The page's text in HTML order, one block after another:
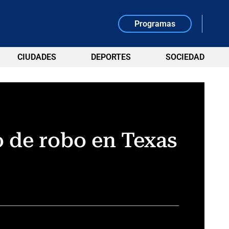
Programas
CIUDADES DEPORTES SOCIEDAD
robo en Texas